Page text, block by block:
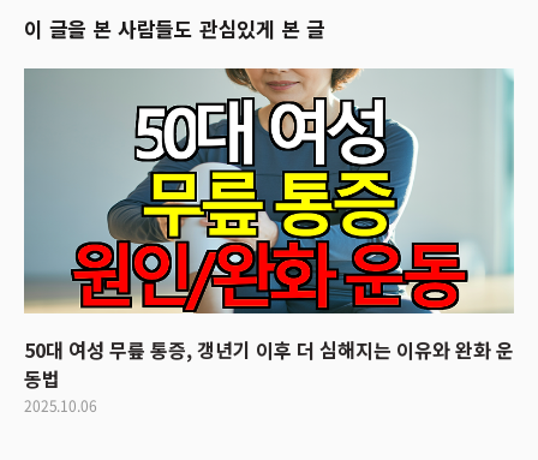
이 글을 본 사람들도 관심있게 본 글
50대 여성 무릎 통증, 갱년기 이후 더 심해지는 이유와 완화 운
동법
2025.10.06